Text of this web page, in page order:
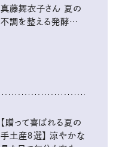
真藤舞衣子さん 夏の
不調を整える発酵レ
【贈って喜ばれる夏の
手土産８選】 涼やかな